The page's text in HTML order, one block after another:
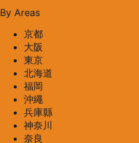
By Areas
京都
大阪
東京
北海道
福岡
沖繩
兵庫縣
神奈川
奈良